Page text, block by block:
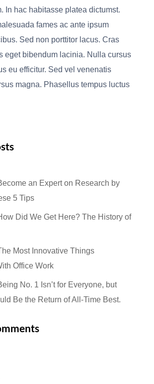
In hac habitasse platea dictumst.
fames ac ante ipsum
Sed non porttitor lacus. Cras
eget bibendum lacinia. Nulla cursus
eu efficitur. Sed vel venenatis
magna. Phasellus tempus luctus
an Expert on Research by
5 Tips
Did We Get Here? The History of
Most Innovative Things
Office Work
No. 1 Isn’t for Everyone, but
Be the Return of All-Time Best.